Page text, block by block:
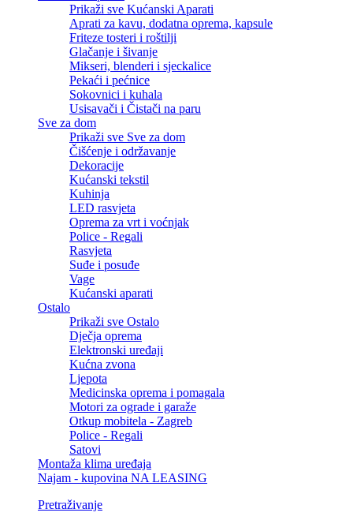
Prikaži sve Kućanski Aparati
Aprati za kavu, dodatna oprema, kapsule
Friteze tosteri i roštilji
Glačanje i šivanje
Mikseri, blenderi i sjeckalice
Pekaći i pećnice
Sokovnici i kuhala
Usisavači i Čistači na paru
Sve za dom
Prikaži sve Sve za dom
Čišćenje i održavanje
Dekoracije
Kućanski tekstil
Kuhinja
LED rasvjeta
Oprema za vrt i voćnjak
Police - Regali
Rasvjeta
Suđe i posuđe
Vage
Kućanski aparati
Ostalo
Prikaži sve Ostalo
Dječja oprema
Elektronski uređaji
Kućna zvona
Ljepota
Medicinska oprema i pomagala
Motori za ograde i garaže
Otkup mobitela - Zagreb
Police - Regali
Satovi
Montaža klima uređaja
Najam - kupovina NA LEASING
Pretraživanje